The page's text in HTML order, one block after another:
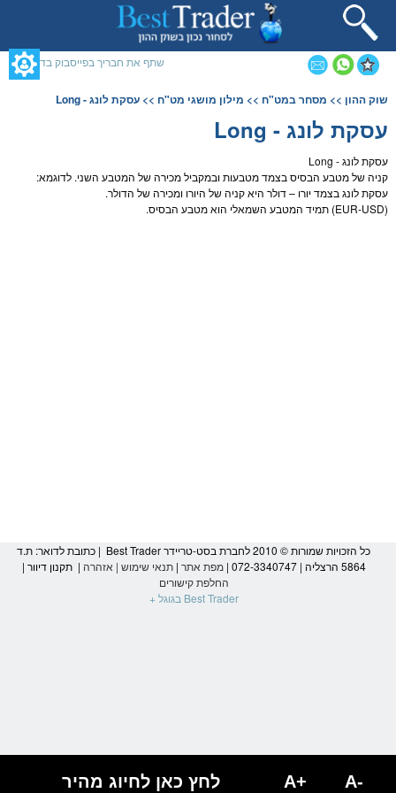
אינטרנט,
לחץ
שתף את חבריך בפייסבוק בדף זה
המרכזי,
ללחוץ
כדי
לדלג
לאזור
הבא
שוק ההון >> מסחר במט"ח >> מילון מושגי מט"ח >> עסקת לונג - Long
עסקת לונג - Long
עסקת לונג - Long
קניה של מטבעהבסיס בצמד מטבעות ובמקביל מכירה של המטבעהשני. לדוגמא:
עסקת לונג בצמדיורו –דולרהיא קניה של היורו ומכירה של הדולר.
(EUR-USD) תמיד המ
טבעהשמאלי הוא מטבעהבסיס.
כל הזכויות שמורות © 2010 לחברת בסט-טריידר Best Trader | כתובת לדואר: ת.ד
5864 הרצליה | 072-3340747 |
מפת אתר | תנאי שימוש | אזהרה | תקנון דיוור |
החלפת קישורים
Best Trader בגוגל +
לחץ כאן לחיוג מהיר A+ A-